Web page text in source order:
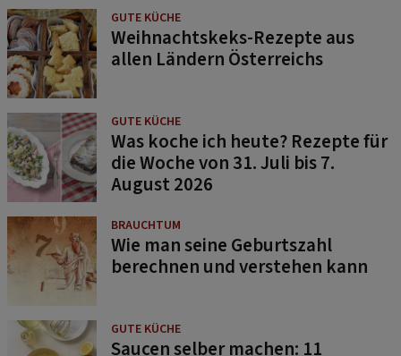
GUTE KÜCHE
Weihnachtskeks-Rezepte aus
allen Ländern Österreichs
GUTE KÜCHE
Was koche ich heute? Rezepte für
die Woche von 31. Juli bis 7.
August 2026
BRAUCHTUM
Wie man seine Geburtszahl
berechnen und verstehen kann
GUTE KÜCHE
Saucen selber machen: 11